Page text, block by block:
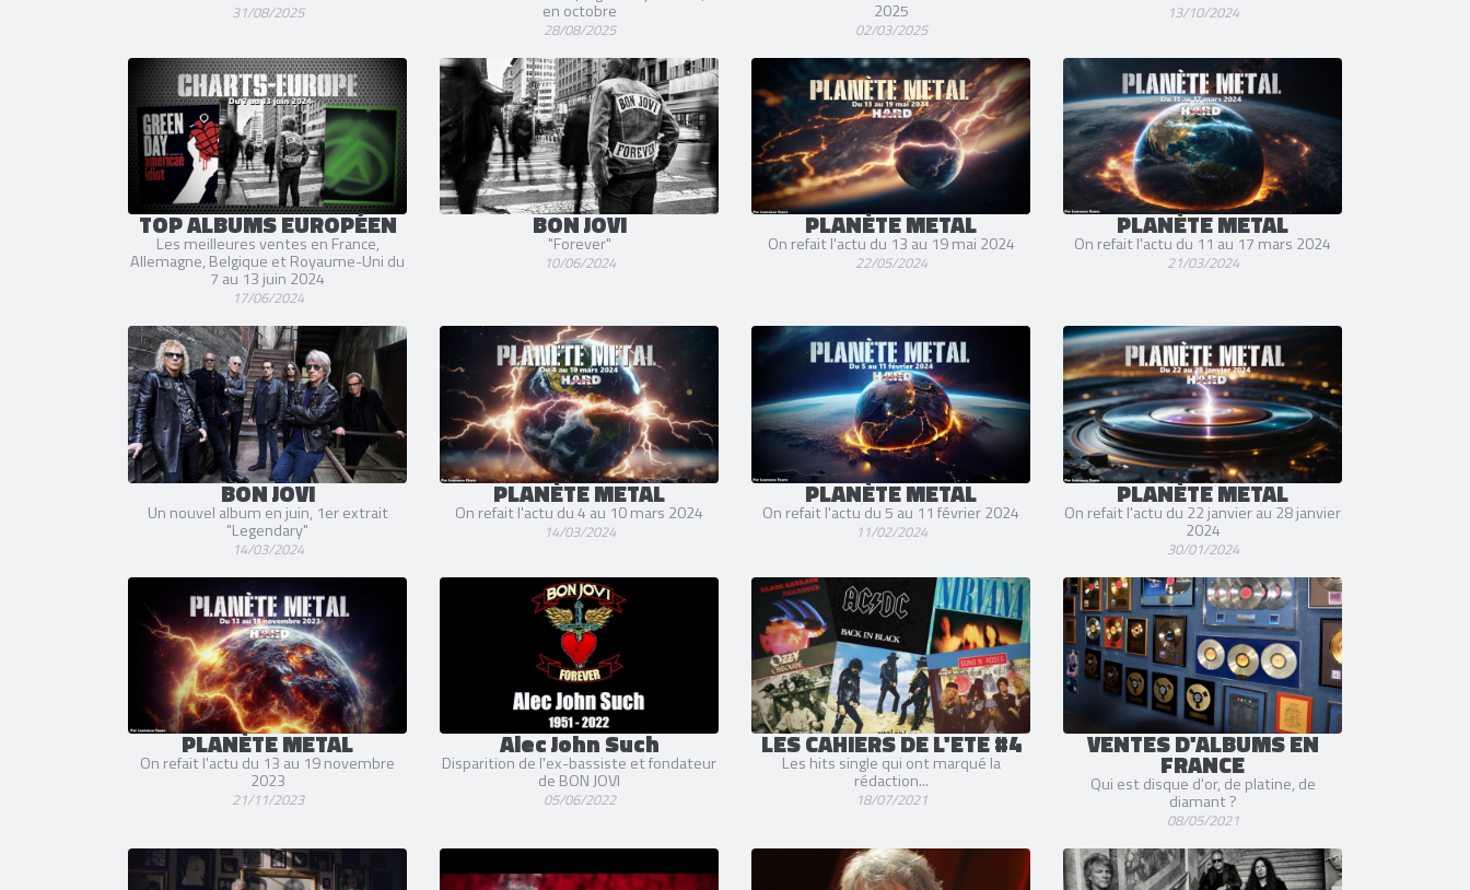
31/08/2025 en octobre
28/08/2025
2025
02/03/2025
13/10/2024
TOP ALBUMS EUROPÉEN
Les meilleures ventes en France,
Allemagne, Belgique et Royaume-Uni du
7 au 13 juin 2024
17/06/2024
BON JOVI
"Forever"
10/06/2024
PLANÈTE METAL
On refait l'actu du 13 au 19 mai 2024
22/05/2024
PLANÈTE METAL
On refait l'actu du 11 au 17 mars 2024
21/03/2024
BON JOVI
Un nouvel album en juin, 1er extrait
"Legendary"
14/03/2024
PLANÈTE METAL
On refait l'actu du 4 au 10 mars 2024
14/03/2024
PLANÈTE METAL
On refait l'actu du 5 au 11 février 2024
11/02/2024
PLANÈTE METAL
On refait l'actu du 22 janvier au 28 janvier
2024
30/01/2024
PLANÈTE METAL
On refait l'actu du 13 au 19 novembre
2023
21/11/2023
Alec John Such
Disparition de l'ex-bassiste et fondateur
de BON JOVI
05/06/2022
LES CAHIERS DE L'ETE #4
Les hits single qui ont marqué la
rédaction...
18/07/2021
VENTES D'ALBUMS EN
FRANCE
Qui est disque d'or, de platine, de
diamant ?
08/05/2021